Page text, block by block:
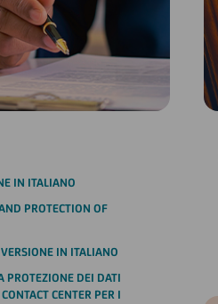
IN ITALIANO
PROTECTION OF
IN ITALIANO
PROTEZIONE DEI DATI
CENTER PER I